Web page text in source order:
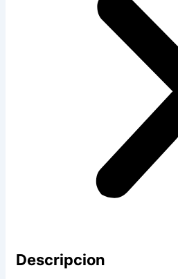
Descripcion